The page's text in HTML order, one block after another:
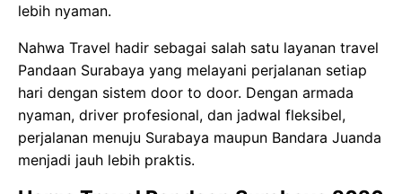
lebih nyaman.
Nahwa Travel hadir sebagai salah satu layanan travel
Pandaan Surabaya yang melayani perjalanan setiap
hari dengan sistem door to door. Dengan armada
nyaman, driver profesional, dan jadwal fleksibel,
perjalanan menuju Surabaya maupun Bandara Juanda
menjadi jauh lebih praktis.